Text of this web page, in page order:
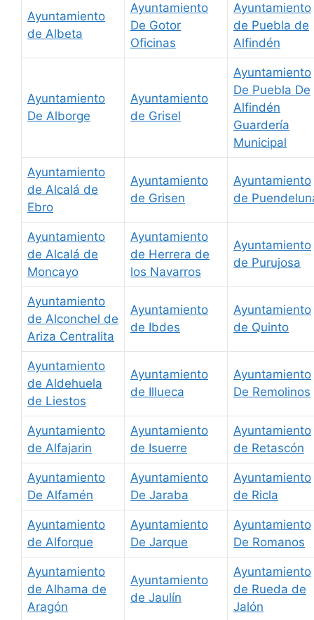
Ayuntamiento
de Albeta
Ayuntamiento
De Gotor
Oficinas
Ayuntamiento
de Puebla de
Alfindén
Ayuntamiento
De Alborge
Ayuntamiento
de Grisel
Ayuntamiento
De Puebla De
Alfindén
Guardería
Municipal
Ayuntamiento
de Alcalá de
Ebro
Ayuntamiento
de Grisen
Ayuntamiento
de
Ayuntamiento
de Alcalá de
Moncayo
Ayuntamiento
de Herrera de
los Navarros
Ayuntamiento
de Purujosa
Ayuntamiento
de Alconchel de
Ariza Centralita
Ayuntamiento
de Ibdes
Ayuntamiento
de Quinto
Ayuntamiento
de Aldehuela
de Liestos
Ayuntamiento
de Illueca
Ayuntamiento
De Remolinos
Ayuntamiento
de Alfajarin
Ayuntamiento
de Isuerre
Ayuntamiento
de Retascón
Ayuntamiento
De Alfamén
Ayuntamiento
De Jaraba
Ayuntamiento
de Ricla
Ayuntamiento
de Alforque
Ayuntamiento
De Jarque
Ayuntamiento
De Romanos
Ayuntamiento
de Alhama de
Aragón
Ayuntamiento
de Jaulín
Ayuntamiento
de Rueda de
Jalón